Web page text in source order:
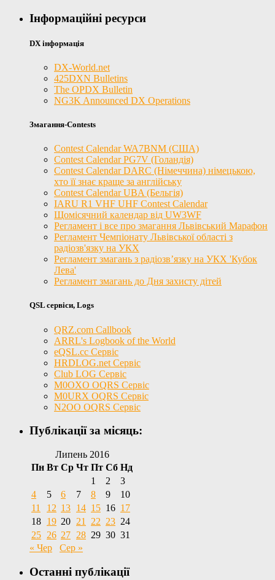
Інформаційні ресурси
DX інформація
DX-World.net
425DXN Bulletins
The OPDX Bulletin
NG3K Announced DX Operations
Змагання-Contests
Contest Calendar WA7BNM (США)
Contest Calendar PG7V (Голандія)
Contest Calendar DARC (Німеччина) німецькою,
хто її знає краще за англійську
Contest Calendar UBA (Бельгія)
IARU R1 VHF UHF Contest Calendar
Щомісячний календар від UW3WF
Регламент і все про змагання Львівський Марафон
Регламент Чемпіонату Львівської області з
радіозв'язку на УКХ
Регламент змагань з радіозв’язку на УКХ 'Кубок
Лева'
Регламент змагань до Дня захисту дітей
QSL сервіси, Logs
QRZ.com Callbook
ARRL's Logbook of the World
eQSL.cc Сервіс
HRDLOG.net Сервіс
Club LOG Сервіс
M0OXO OQRS Сервіс
M0URX OQRS Сервіс
N2OO OQRS Сервіс
Публікації за місяць:
Липень 2016
Пн Вт Ср Чт Пт Сб Нд
1
2
3
4
5 6 7 8 9
10
11
12 13 14 15 16 17
18 19 20 21 22 23 24
25 26 27 28 29 30 31
« Чер
Сер »
Останні публікації